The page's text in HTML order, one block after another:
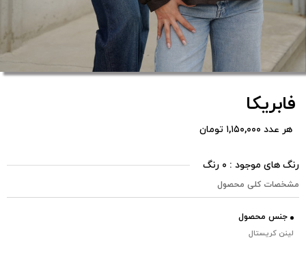
فابریکا
هر عدد ۱,۱۵۰,۰۰۰ تومان
رنگ های موجود : ۰ رنگ
مشخصات کلی محصول
جنس محصول
لینن کریستال